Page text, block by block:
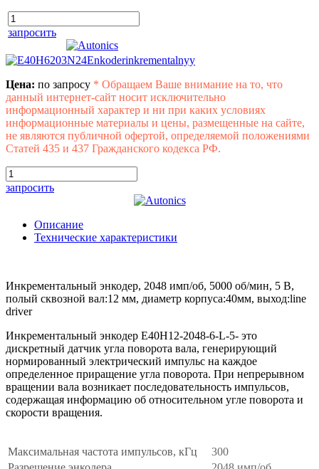
запросить
Цена: по запросу * Обращаем Ваше внимание на то, что
данный интернет-сайт носит исключительно
информационный характер и ни при каких условиях
информационные материалы и цены, размещенные на сайте,
не являются публичной офертой, определяемой положениями
Статей 435 и 437 Гражданского кодекса РФ.
запросить
Описание
Технические характеристики
Инкрементальный энкодер, 2048 имп/об, 5000 об/мин, 5 В,
полый сквозной вал:12 мм, диаметр корпуса:40мм, выход:line
driver
Инкрементальный энкодер E40H12-2048-6-L-5- это
дискретный датчик угла поворота вала, генерирующий
нормированный электрический импульс на каждое
определенное приращение угла поворота. При непрерывном
вращении вала возникает последовательность импульсов,
содержащая информацию об относительном угле поворота и
скорости вращения.
Максимальная частота импульсов, кГц
300